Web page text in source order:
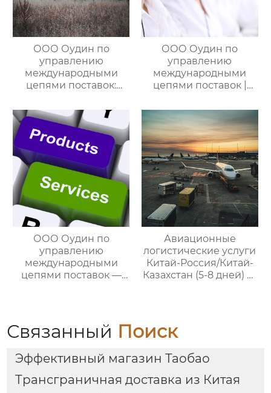
ООО Оудин по
управлению
международными
цепями поставок:
трансграничной
логистики Китай-
Россия/Китай-
Казахстан,
предлагающий
множество
эффективных
способов доставки
для удовлетворения
различных
клиентов
ООО Оудин по
управлению
международными
цепями поставок |
услуги для полного
цикла
посреднических
закупок Китай-Россия
ООО Оудин по
управлению
международными
цепями поставок —
Авиационные
логистические услуги
Китай-Россия/Китай-
Казахстан (5-8 дней) —
Связанный Поиск
Эффективный магазин Таобао
Трансграничная доставка из Китая